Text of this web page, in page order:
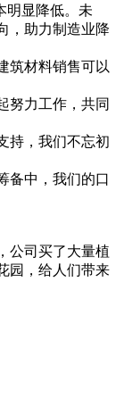
明显降低。未
，助力制造业降
筑材料销售可以
努力工作，共同
持，我们不忘初
备中，我们的口
公司买了大量植
园，给人们带来